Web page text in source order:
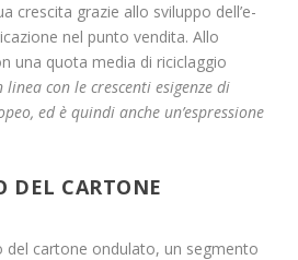
crescita grazie allo sviluppo dell’e-
nel punto vendita. Allo
una quota media di riciclaggio
con le crescenti esigenze di
ed è quindi anche un’espressione
DEL CARTONE
del cartone ondulato, un segmento